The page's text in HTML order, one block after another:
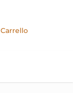
Carrello